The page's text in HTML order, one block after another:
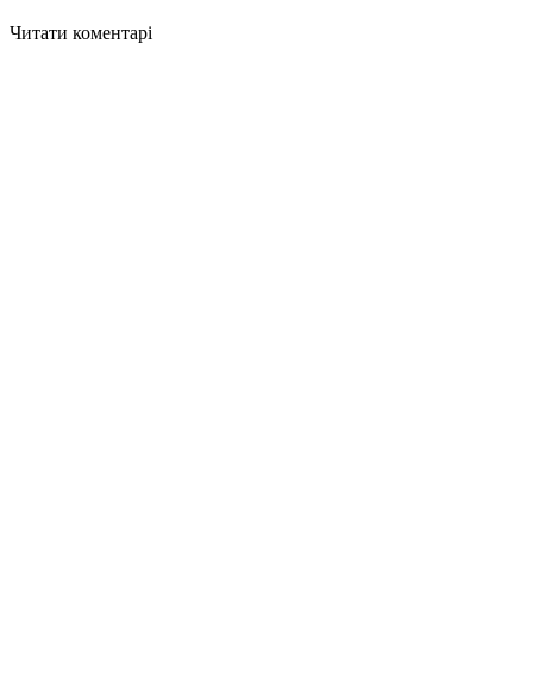
Читати коментарі